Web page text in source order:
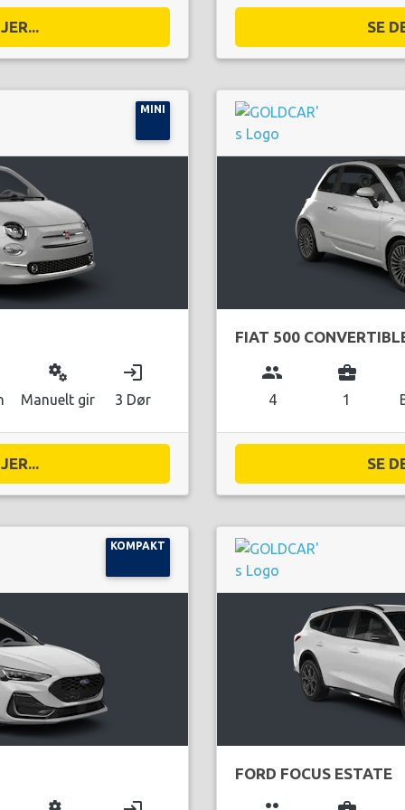
SE
MINI
miscellaneous_services
Manuelt gir
login
3 Dør
FIAT 500
group
4
business_center
1
SE
KOMPAKT
FORD FOCUS ESTATE